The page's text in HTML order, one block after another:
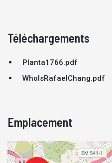
Téléchargements
Planta1766.pdf
WhoIsRafaelChang.pdf
Emplacement